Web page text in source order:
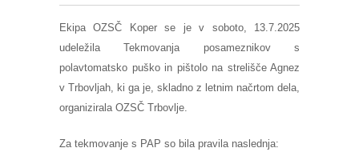
Ekipa OZSČ Koper se je v soboto, 13.7.2025
udeležila Tekmovanja posameznikov s
polavtomatsko puško in pištolo na strelišče Agnez
v Trbovljah, ki ga je, skladno z letnim načrtom dela,
organizirala OZSČ Trbovlje.
Za tekmovanje s PAP so bila pravila naslednja: